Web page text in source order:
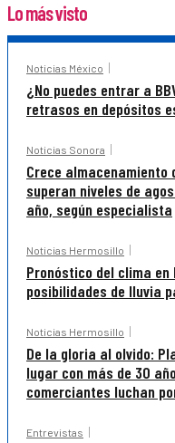
Lo más visto
Noticias México
¿No puedes entrar a
retrasos en depósitos
Noticias Sonora
Crece almacenamiento
superan niveles de
año, según especialista
Noticias Hermosillo
Pronóstico del clima
posibilidades de lluvia
Noticias Hermosillo
De la gloria al olvido:
lugar con más de 30
comerciantes luchan
Entrevistas